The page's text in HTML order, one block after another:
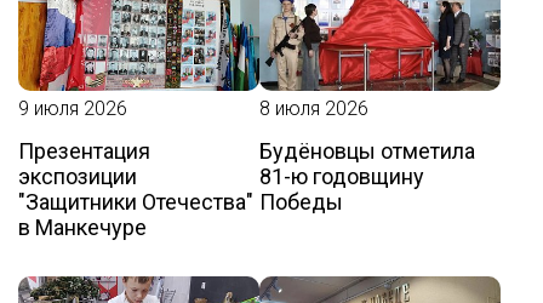
9 июля 2026
Презентация
экспозиции
"Защитники Отечества"
в Манкечуре
8 июля 2026
Будёновцы отметила
81-ю годовщину
Победы